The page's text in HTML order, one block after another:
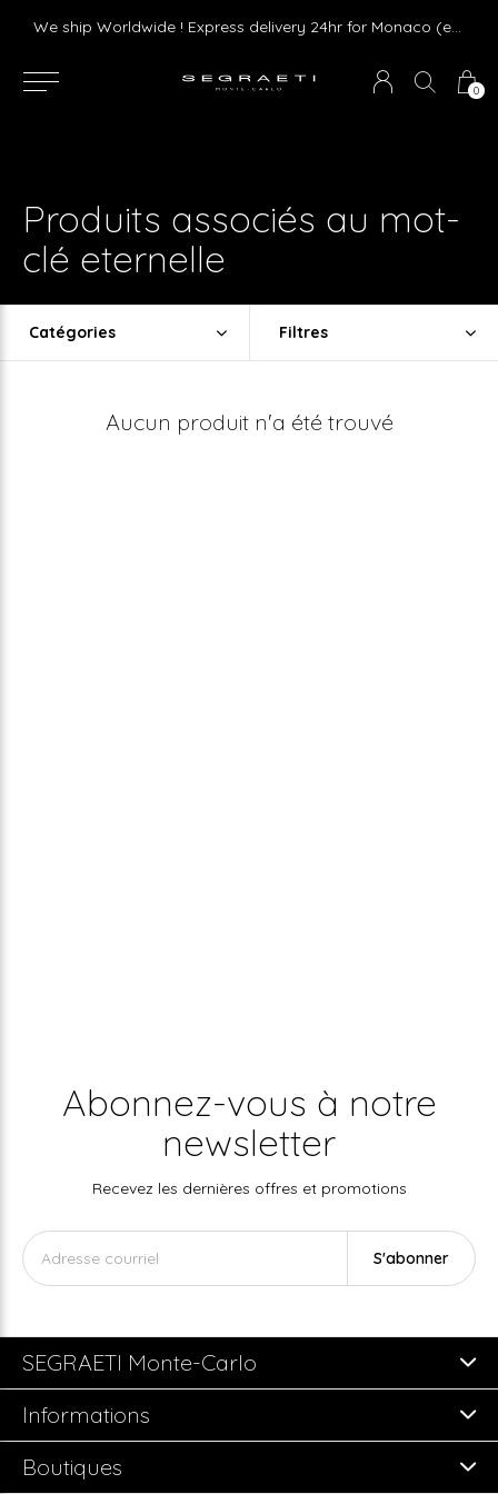
0
We ship Worldwide ! Express delivery 24hr for Monaco (excluding furniture)
Produits associés au mot-
clé eternelle
Catégories Filtres
Aucun produit n'a été trouvé
Abonnez-vous à notre
newsletter
Recevez les dernières offres et promotions
S'abonner
SEGRAETI Monte-Carlo
Informations
Boutiques